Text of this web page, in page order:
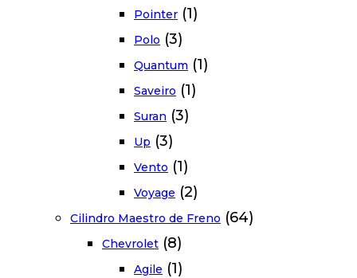
Pointer (1)
Polo (3)
Quantum (1)
Saveiro (1)
Suran (3)
Up (3)
Vento (1)
Voyage (2)
Cilindro Maestro de Freno (64)
Chevrolet (8)
Agile (1)